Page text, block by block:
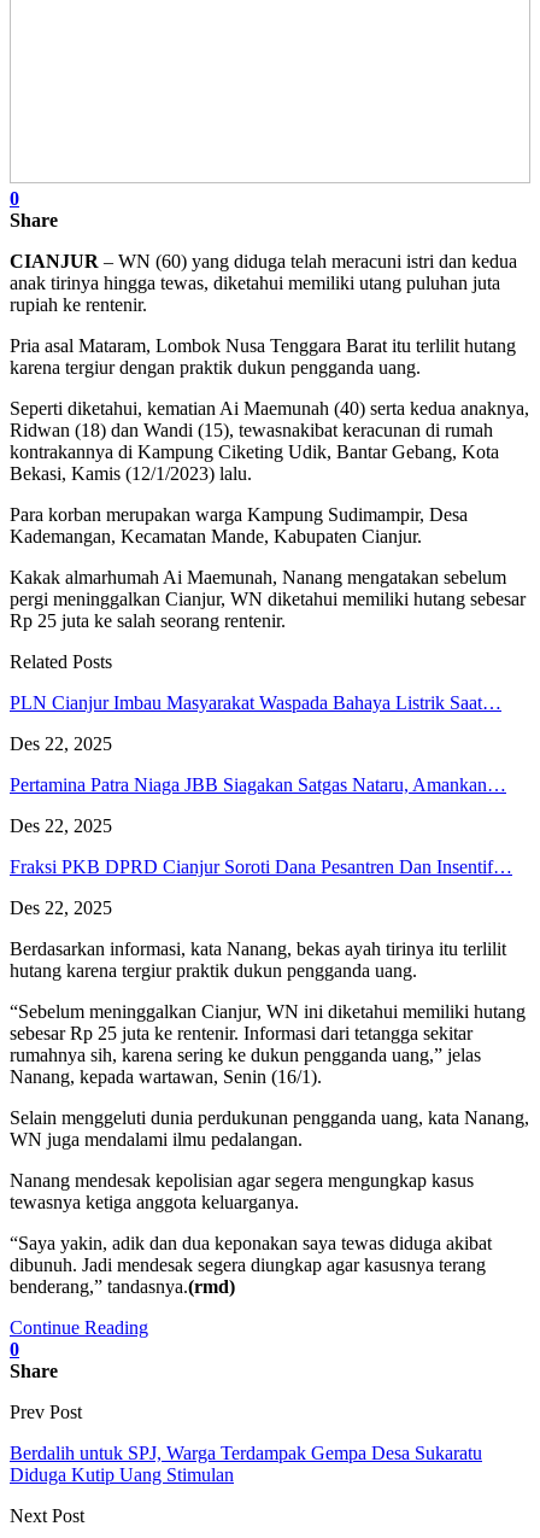
0
Share
CIANJUR – WN (60) yang diduga telah meracuni istri dan kedua
anak tirinya hingga tewas, diketahui memiliki utang puluhan juta
rupiah ke rentenir.
Pria asal Mataram, Lombok Nusa Tenggara Barat itu terlilit hutang
karena tergiur dengan praktik dukun pengganda uang.
Seperti diketahui, kematian Ai Maemunah (40) serta kedua anaknya,
Ridwan (18) dan Wandi (15), tewasnakibat keracunan di rumah
kontrakannya di Kampung Ciketing Udik, Bantar Gebang, Kota
Bekasi, Kamis (12/1/2023) lalu.
Para korban merupakan warga Kampung Sudimampir, Desa
Kademangan, Kecamatan Mande, Kabupaten Cianjur.
Kakak almarhumah Ai Maemunah, Nanang mengatakan sebelum
pergi meninggalkan Cianjur, WN diketahui memiliki hutang sebesar
Rp 25 juta ke salah seorang rentenir.
Related Posts
PLN Cianjur Imbau Masyarakat Waspada Bahaya Listrik Saat…
Des 22, 2025
Pertamina Patra Niaga JBB Siagakan Satgas Nataru, Amankan…
Des 22, 2025
Fraksi PKB DPRD Cianjur Soroti Dana Pesantren Dan Insentif…
Des 22, 2025
Berdasarkan informasi, kata Nanang, bekas ayah tirinya itu terlilit
hutang karena tergiur praktik dukun pengganda uang.
“Sebelum meninggalkan Cianjur, WN ini diketahui memiliki hutang
sebesar Rp 25 juta ke rentenir. Informasi dari tetangga sekitar
rumahnya sih, karena sering ke dukun pengganda uang,” jelas
Nanang, kepada wartawan, Senin (16/1).
Selain menggeluti dunia perdukunan pengganda uang, kata Nanang,
WN juga mendalami ilmu pedalangan.
Nanang mendesak kepolisian agar segera mengungkap kasus
tewasnya ketiga anggota keluarganya.
“Saya yakin, adik dan dua keponakan saya tewas diduga akibat
dibunuh. Jadi mendesak segera diungkap agar kasusnya terang
benderang,” tandasnya.(rmd)
Continue Reading
0
Share
Prev Post
Berdalih untuk SPJ, Warga Terdampak Gempa Desa Sukaratu
Diduga Kutip Uang Stimulan
Next Post